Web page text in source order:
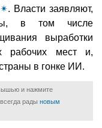
✴. Власти заявляют,
в том числе
выработки
рабочих мест и,
в гонке ИИ.
и нажмите
рады новым